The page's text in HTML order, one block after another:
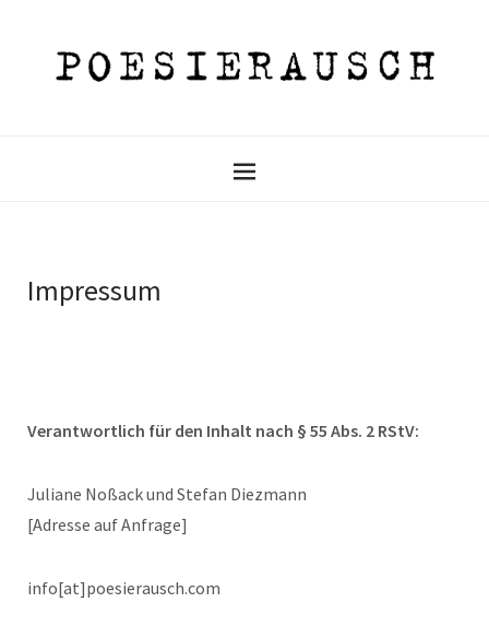
Impressum
Verantwortlich für den Inhalt nach § 55 Abs. 2 RStV:
Juliane Noßack und Stefan Diezmann
[Adresse auf Anfrage]
info[at]poesierausch.com